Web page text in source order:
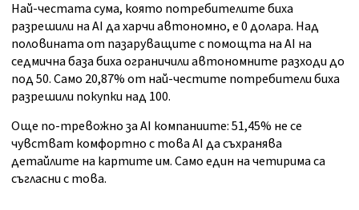
Най-честата сума, която потребителите биха
разрешили на AI да харчи автономно, е 0 долара. Над
половината от пазаруващите с помощта на AI на
седмична база биха ограничили автономните разходи до
под 50. Само 20,87% от най-честите потребители биха
разрешили покупки над 100.
Още по-тревожно за AI компаниите: 51,45% не се
чувстват комфортно с това AI да съхранява
детайлите на картите им. Само един на четирима са
съгласни с това.